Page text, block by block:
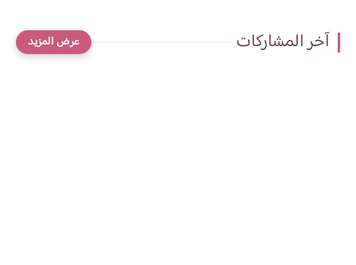
آخر المشاركات